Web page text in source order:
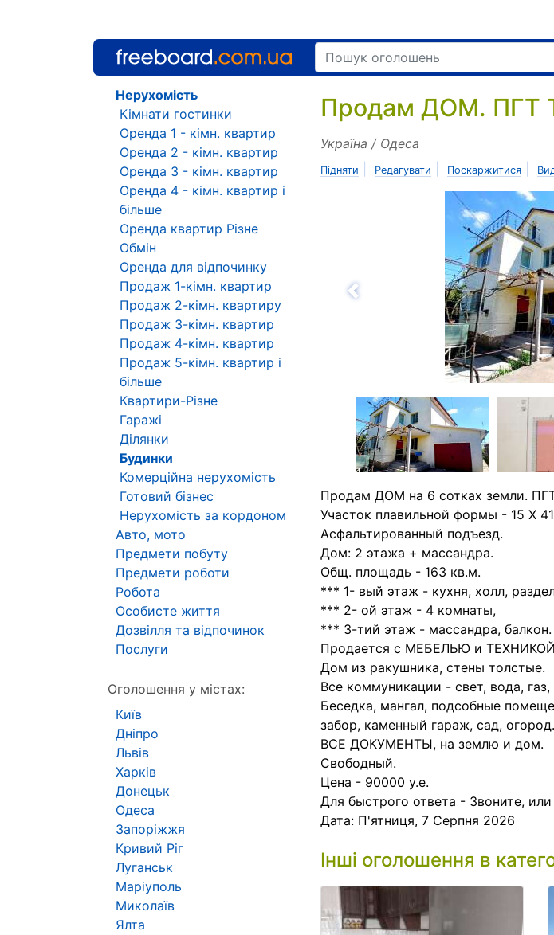
Продам ДОМ. ПГТ
Україна / Одеса
Підняти Редагувати Поскаржитися
Назад
Продам ДОМ на 6 сотках земли.
Участок плавильной формы - 15 Х
Асфальтированный подъезд.
Дом: 2 этажа + массандра.
Общ. площадь - 163 кв.м.
*** 1- вый этаж - кухня, холл,
*** 2- ой этаж - 4 комнаты,
*** 3-тий этаж - массандра, балкон.
Продается с МЕБЕЛЬЮ и
Дом из ракушника, стены толстые.
Все коммуникации - свет, вода, газ,
Беседка, мангал, подсобные
забор, каменный гараж, сад, огород.
ВСЕ ДОКУМЕНТЫ, на землю и дом.
Свободный.
Цена - 90000 у.е.
Для быстрого ответа - Звоните,
Дата: П'ятниця, 7 Серпня 2026
Інші оголошення в
Нерухомість
Кімнати гостинки
Оренда 1 - кімн. квартир
Оренда 2 - кімн. квартир
Оренда 3 - кімн. квартир
Оренда 4 - кімн. квартир і
більше
Оренда квартир Різне
Обмін
Оренда для відпочинку
Продаж 1-кімн. квартир
Продаж 2-кімн. квартиру
Продаж 3-кімн. квартир
Продаж 4-кімн. квартир
Продаж 5-кімн. квартир і
більше
Квартири-Різне
Гаражі
Ділянки
Будинки
Комерційна нерухомість
Готовий бізнес
Нерухомість за кордоном
Авто, мото
Предмети побуту
Предмети роботи
Робота
Особисте життя
Дозвілля та відпочинок
Послуги
Оголошення у містах:
Київ
Дніпро
Львів
Харків
Донецьк
Одеса
Запоріжжя
Кривий Ріг
Луганськ
Маріуполь
Миколаїв
Ялта